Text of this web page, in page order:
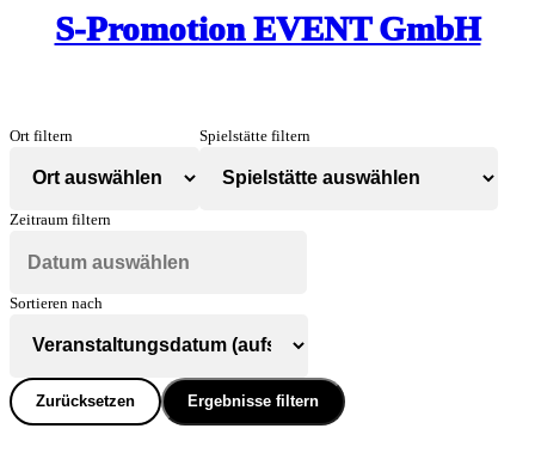
S-Promotion EVENT GmbH
Ort filtern Spielstätte filtern
Zeitraum filtern
Sortieren nach
Zurücksetzen Ergebnisse filtern